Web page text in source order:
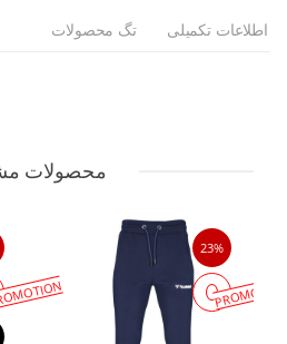
اطلاعات تکمیلی تگ محصولات
محصولات
23%